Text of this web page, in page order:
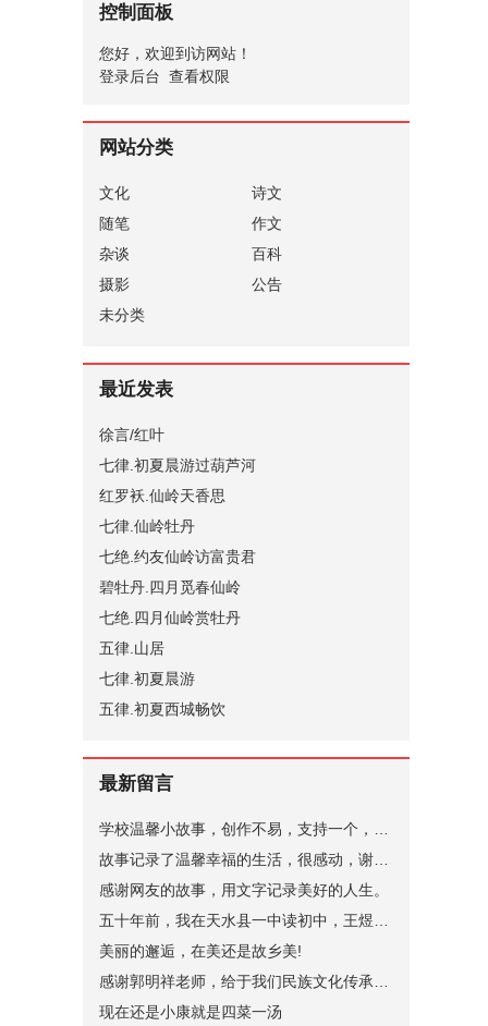
控制面板
您好，欢迎到访网站！
登录后台 查看权限
网站分类
文化
诗文
随笔
作文
杂谈
百科
摄影
公告
未分类
最近发表
徐言/红叶
七律.初夏晨游过葫芦河
红罗袄.仙岭天香思
七律.仙岭牡丹
七绝.约友仙岭访富贵君
碧牡丹.四月觅春仙岭
七绝.四月仙岭赏牡丹
五律.山居
七律.初夏晨游
五律.初夏西城畅饮
最新留言
感谢网友的故事，用文字记录美好的人生。
美丽的邂逅，在美还是故乡美!
现在还是小康就是四菜一汤